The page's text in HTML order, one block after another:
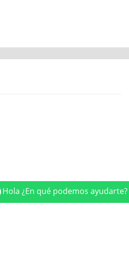
Hola ¿En qué podemos ayudarte?